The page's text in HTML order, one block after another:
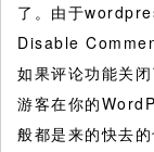
了。由于
Disable
如果评论功能关
游客在你的
般都是来的快去